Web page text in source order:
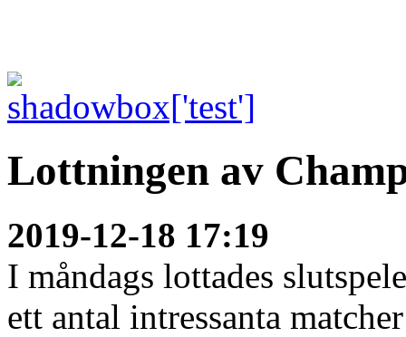
Lottningen av
2019-12-18 17:19
I måndags lottades
ett antal intressanta